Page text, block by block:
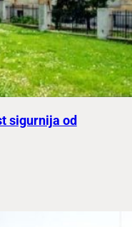
sigurnija od